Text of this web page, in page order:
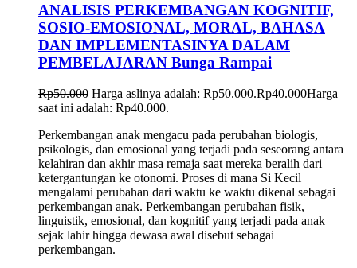
ANALISIS PERKEMBANGAN KOGNITIF,
SOSIO-EMOSIONAL, MORAL, BAHASA
DAN IMPLEMENTASINYA DALAM
PEMBELAJARAN Bunga Rampai
Rp50.000 Harga aslinya adalah: Rp50.000.Rp40.000Harga
saat ini adalah: Rp40.000.
Perkembangan anak mengacu pada perubahan biologis,
psikologis, dan emosional yang terjadi pada seseorang antara
kelahiran dan akhir masa remaja saat mereka beralih dari
ketergantungan ke otonomi. Proses di mana Si Kecil
mengalami perubahan dari waktu ke waktu dikenal sebagai
perkembangan anak. Perkembangan perubahan fisik,
linguistik, emosional, dan kognitif yang terjadi pada anak
sejak lahir hingga dewasa awal disebut sebagai
perkembangan.